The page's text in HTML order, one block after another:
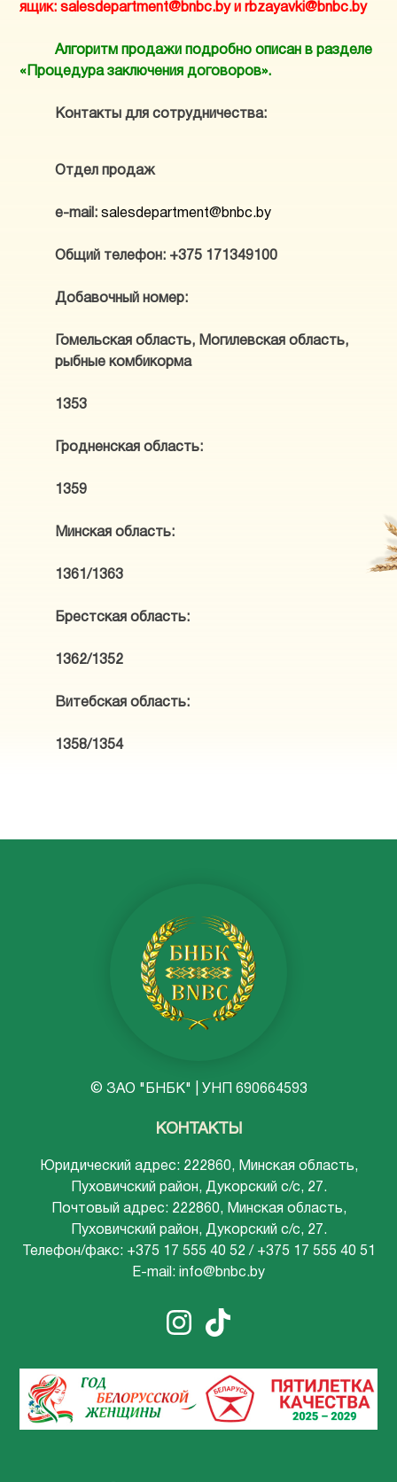
ящик: salesdepartment@bnbc.by и rbzayavki@bnbc.by
Алгоритм продажи подробно описан в разделе
«Процедура заключения договоров».
Контакты для сотрудничества:
Отдел продаж
e-mail:salesdepartment@bnbc.by
Общий телефон: +375 171349100
Добавочный номер:
Гомельская область, Могилевская область,
рыбные комбикорма
1353
Гродненская область:
1359
Минская область:
1361/1363
Брестская область:
1362/1352
Витебская область:
1358/1354
© ЗАО "БНБК" | УНП 690664593
КОНТАКТЫ
Юридический адрес: 222860, Минская область,
Пуховичский район, Дукорский с/с, 27.
Почтовый адрес: 222860, Минская область,
Пуховичский район, Дукорский с/с, 27.
Телефон/факс: +375 17 555 40 52 / +375 17 555 40 51
E-mail: info@bnbc.by